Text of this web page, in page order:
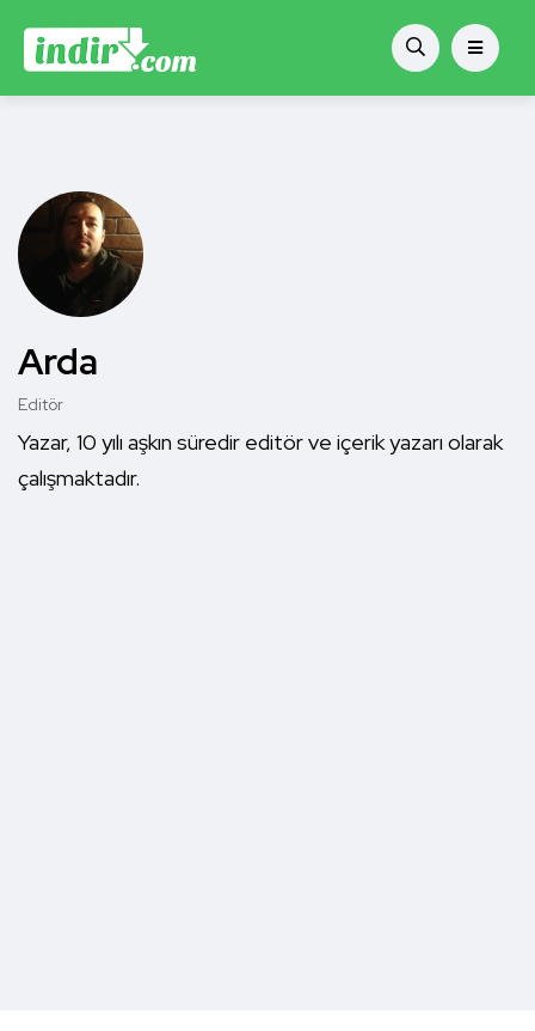
Arda
Editör
Yazar, 10 yılı aşkın süredir editör ve içerik yazarı olarak
çalışmaktadır.